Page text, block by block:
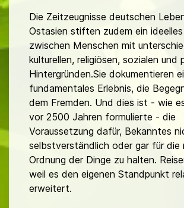
Die Zeitzeugnisse deutschen
Ostasien stiften zudem ein
zwischen Menschen mit
kulturellen, religiösen, sozialen und
Hintergründen.Sie dokumentieren
fundamentales Erlebnis, die
dem Fremden. Und dies ist - wie
vor 2500 Jahren formulierte - die
Voraussetzung dafür, Bekanntes
selbstverständlich oder gar für die
Ordnung der Dinge zu halten.
weil es den eigenen Standpunkt
erweitert.